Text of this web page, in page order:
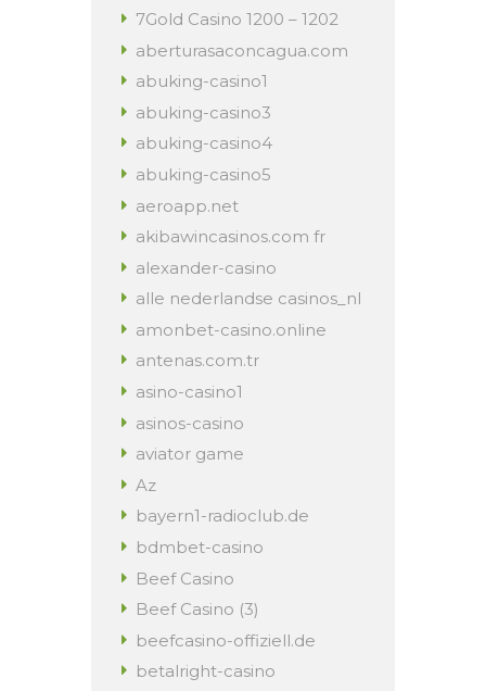
7Gold Casino 1200 – 1202
aberturasaconcagua.com
abuking-casino1
abuking-casino3
abuking-casino4
abuking-casino5
aeroapp.net
akibawincasinos.com fr
alexander-casino
alle nederlandse casinos_nl
amonbet-casino.online
antenas.com.tr
asino-casino1
asinos-casino
aviator game
Az
bayern1-radioclub.de
bdmbet-casino
Beef Casino
Beef Casino (3)
beefcasino-offiziell.de
betalright-casino